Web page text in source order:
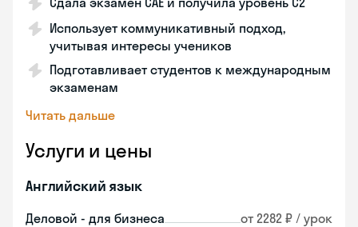
Использует коммуникативный подход,
учитывая интересы учеников
Подготавливает студентов к международным
экзаменам
Читать дальше
Услуги и цены
Английский язык
Деловой - для бизнеса от 2282 ₽ / урок